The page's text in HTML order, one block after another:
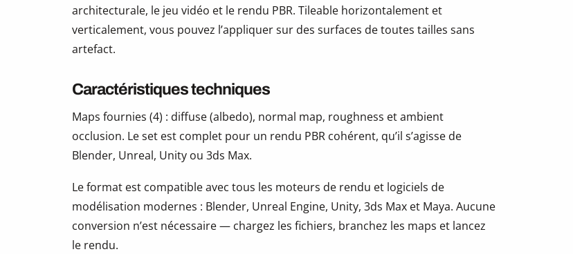
architecturale, le jeu vidéo et le rendu PBR. Tileable horizontalement et
verticalement, vous pouvez l’appliquer sur des surfaces de toutes tailles sans
artefact.
Caractéristiques techniques
Maps fournies (4) : diffuse (albedo), normal map, roughness et ambient
occlusion. Le set est complet pour un rendu PBR cohérent, qu’il s’agisse de
Blender, Unreal, Unity ou 3ds Max.
Le format est compatible avec tous les moteurs de rendu et logiciels de
modélisation modernes : Blender, Unreal Engine, Unity, 3ds Max et Maya. Aucune
conversion n’est nécessaire — chargez les fichiers, branchez les maps et lancez
le rendu.